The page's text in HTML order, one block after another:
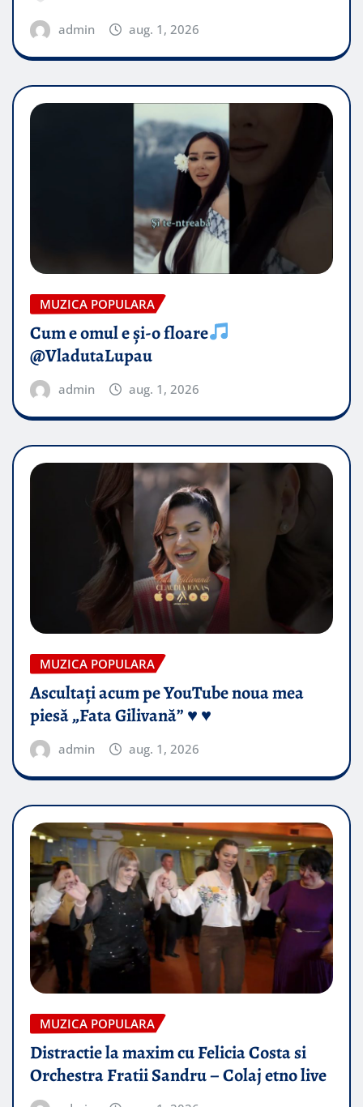
admin aug. 1, 2026
MUZICA POPULARA
Cum e omul e și-o floare
@VladutaLupau
admin aug. 1, 2026
MUZICA POPULARA
Ascultați acum pe YouTube noua mea
piesă „Fata Gilivană” ♥️ ♥️
admin aug. 1, 2026
MUZICA POPULARA
Distractie la maxim cu Felicia Costa si
Orchestra Fratii Sandru – Colaj etno live